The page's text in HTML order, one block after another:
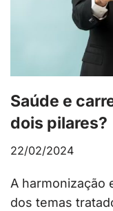
Saúde e
dois pilares?
22/02/2024
A harmonização
dos temas